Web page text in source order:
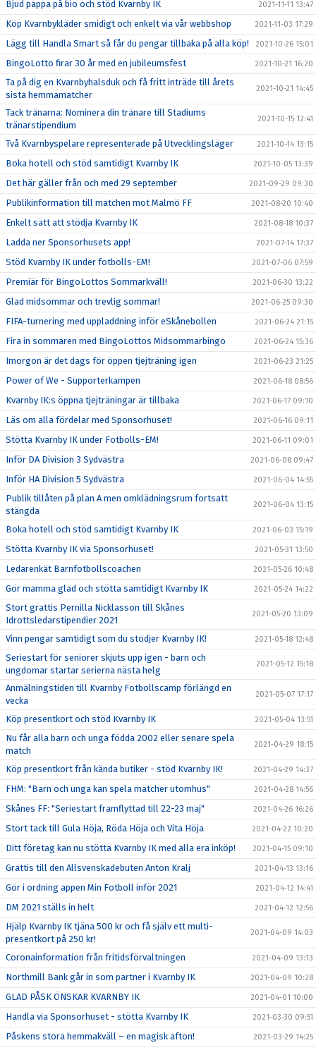
Bjud pappa på bio och stöd Kvarnby IK 2021-11-11 13:47
Köp Kvarnbykläder smidigt och enkelt via vår webbshop 2021-11-03 17:29
Lägg till Handla Smart så får du pengar tillbaka på alla köp! 2021-10-26 15:01
BingoLotto firar 30 år med en jubileumsfest 2021-10-21 16:20
Ta på dig en Kvarnbyhalsduk och få fritt inträde till årets
sista hemmamatcher
2021-10-21 14:45
Tack tränarna: Nominera din tränare till Stadiums
tränarstipendium
2021-10-15 12:41
Två Kvarnbyspelare representerade på Utvecklingsläger 2021-10-14 13:15
Boka hotell och stöd samtidigt Kvarnby IK 2021-10-05 13:39
Det här gäller från och med 29 september 2021-09-29 09:30
Publikinformation till matchen mot Malmö FF 2021-08-20 10:40
Enkelt sätt att stödja Kvarnby IK 2021-08-18 10:37
Ladda ner Sponsorhusets app! 2021-07-14 17:37
Stöd Kvarnby IK under fotbolls-EM! 2021-07-06 07:59
Premiär för BingoLottos Sommarkväll! 2021-06-30 13:22
Glad midsommar och trevlig sommar! 2021-06-25 09:30
FIFA-turnering med uppladdning inför eSkånebollen 2021-06-24 21:15
Fira in sommaren med BingoLottos Midsommarbingo 2021-06-24 15:36
Imorgon är det dags för öppen tjejträning igen 2021-06-23 21:25
Power of We - Supporterkampen 2021-06-18 08:56
Kvarnby IK:s öppna tjejträningar är tillbaka 2021-06-17 09:10
Läs om alla fördelar med Sponsorhuset! 2021-06-16 09:11
Stötta Kvarnby IK under Fotbolls-EM! 2021-06-11 09:01
Inför DA Division 3 Sydvästra 2021-06-08 09:47
Inför HA Division 5 Sydvästra 2021-06-04 14:55
Publik tillåten på plan A men omklädningsrum fortsatt
stängda
2021-06-04 13:15
Boka hotell och stöd samtidigt Kvarnby IK 2021-06-03 15:19
Stötta Kvarnby IK via Sponsorhuset! 2021-05-31 13:50
Ledarenkät Barnfotbollscoachen 2021-05-26 10:48
Gör mamma glad och stötta samtidigt Kvarnby IK 2021-05-24 14:22
Stort grattis Pernilla Nicklasson till Skånes
Idrottsledarstipendier 2021
2021-05-20 13:09
Vinn pengar samtidigt som du stödjer Kvarnby IK! 2021-05-18 12:48
Seriestart för seniorer skjuts upp igen - barn och
ungdomar startar serierna nästa helg
2021-05-12 15:18
Anmälningstiden till Kvarnby Fotbollscamp förlängd en
vecka
2021-05-07 17:17
Köp presentkort och stöd Kvarnby IK 2021-05-04 13:51
Nu får alla barn och unga födda 2002 eller senare spela
match
2021-04-29 18:15
Köp presentkort från kända butiker - stöd Kvarnby IK! 2021-04-29 14:37
FHM: "Barn och unga kan spela matcher utomhus" 2021-04-28 14:56
Skånes FF: "Seriestart framflyttad till 22-23 maj" 2021-04-26 16:26
Stort tack till Gula Höja, Röda Höja och Vita Höja 2021-04-22 10:20
Ditt företag kan nu stötta Kvarnby IK med alla era inköp! 2021-04-15 09:10
Grattis till den Allsvenskadebuten Anton Kralj 2021-04-13 13:16
Gör i ordning appen Min Fotboll inför 2021 2021-04-12 14:41
DM 2021 ställs in helt 2021-04-12 12:56
Hjälp Kvarnby IK tjäna 500 kr och få själv ett multi-
presentkort på 250 kr!
2021-04-09 14:03
Coronainformation från fritidsförvaltningen 2021-04-09 13:13
Northmill Bank går in som partner i Kvarnby IK 2021-04-09 10:28
GLAD PÅSK ÖNSKAR KVARNBY IK 2021-04-01 10:00
Handla via Sponsorhuset - stötta Kvarnby IK 2021-03-30 09:51
Påskens stora hemmakväll – en magisk afton! 2021-03-29 14:25